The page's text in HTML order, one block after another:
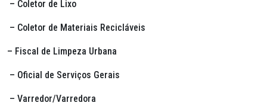
– Coletor de Lixo
– Coletor de Materiais Recicláveis
– Fiscal de Limpeza Urbana
– Oficial de Serviços Gerais
– Varredor/Varredora